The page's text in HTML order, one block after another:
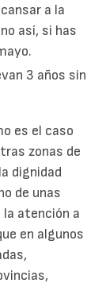
a la
así, si has
3 años sin
es el caso
zonas de
dignidad
de unas
la atención a
en algunos